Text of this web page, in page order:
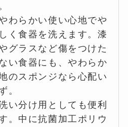
わらかい使い心地でや
く食器を洗えます。漆
グラスなど傷をつけた
い食器にも、やわらか
のスポンジなら心配い
。
い分け用としても便利
。中に抗菌加工ポリウ